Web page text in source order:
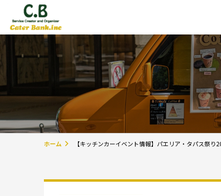
ホーム 【キッチンカーイベント情報】パエリア・タパス祭り